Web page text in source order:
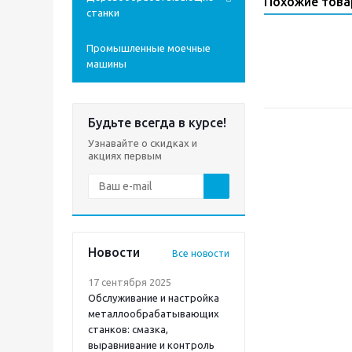
станки
Промышленные моечные
машины
Будьте всегда в курсе!
Узнавайте о скидках и
акциях первым
Новости Все новости
17 сентября 2025
Обслуживание и настройка
металлообрабатывающих
станков: смазка,
выравнивание и контроль